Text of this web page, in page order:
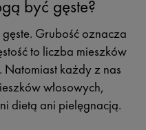
być gęste?
Grubość oznacza
to liczba mieszków
Natomiast każdy z nas
włosowych,
dietą ani pielęgnacją.